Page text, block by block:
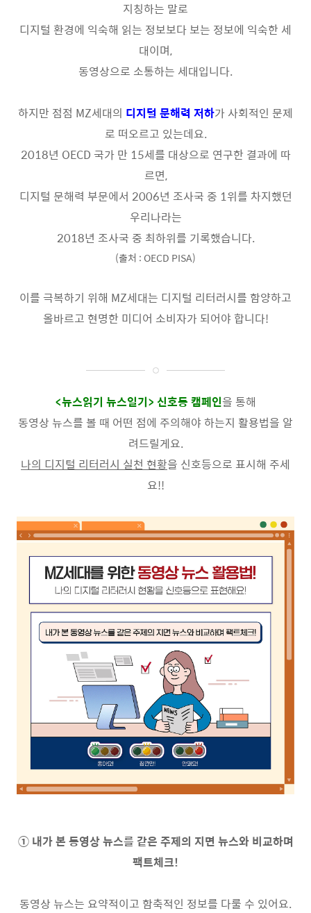
지칭하는 말로
디지털 환경에 익숙해 읽는 정보보다 보는 정보에 익숙한 세
대이며,
동영상으로 소통하는 세대입니다.
하지만 점점 MZ세대의 디지털 문해력 저하가 사회적인 문제
로 떠오르고 있는데요.
2018년 OECD 국가 만 15세를 대상으로 연구한 결과에 따
르면,
디지털 문해력 부문에서 2006년 조사국 중 1위를 차지했던
우리나라는
2018년 조사국 중 최하위를 기록했습니다.
(출처 : OECD PISA)
이를 극복하기 위해 MZ세대는 디지털 리터러시를 함양하고
올바르고 현명한 미디어 소비자가 되어야 합니다!
<뉴스읽기 뉴스일기> 신호등 캠페인을 통해
동영상 뉴스를 볼 때 어떤 점에 주의해야 하는지 활용법을 알
려드릴게요.
나의 디지털 리터러시 실천 현황을 신호등으로 표시해 주세
요!!
① 내가 본 동영상 뉴스를 같은 주제의 지면 뉴스와 비교하며
팩트체크!
동영상 뉴스는 요약적이고 함축적인 정보를 다룰 수 있어요.